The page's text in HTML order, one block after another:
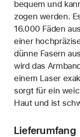
bequem und
zogen werden.
16.000 Fäden
einer
dünne Fasern
wird das
einem Laser
sorgt für ein
Haut und ist
Lieferumfang